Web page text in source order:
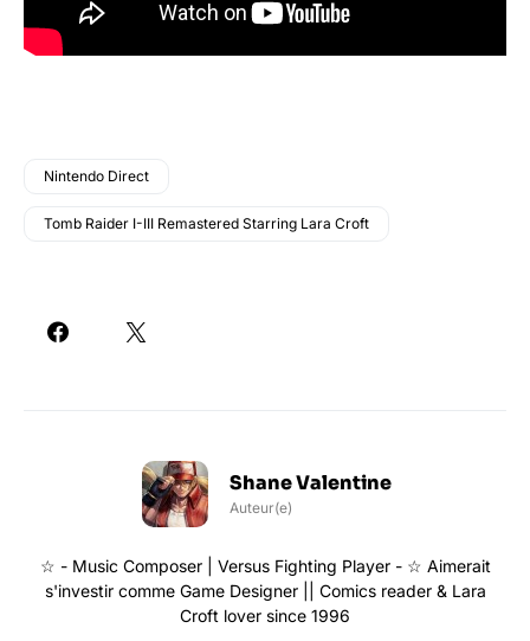
Nintendo Direct
Tomb Raider I-III Remastered Starring Lara Croft
Shane Valentine
Auteur(e)
☆ - Music Composer | Versus Fighting Player - ☆ Aimerait
s'investir comme Game Designer || Comics reader & Lara
Croft lover since 1996